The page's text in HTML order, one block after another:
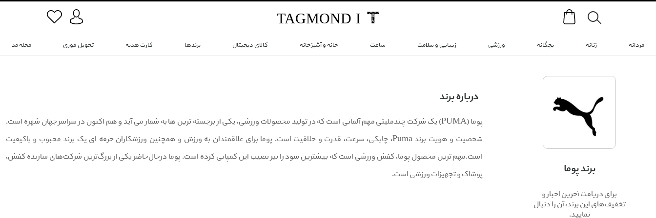
Search
TAGMOND I
مردانه زنانه بچگانه ورزشی زیبایی و سلامت ساعت خانه و آشپزخانه کالای دیجیتال برندها کارت هدیه تحویل فوری مجله مد
برند پوما
برای دریافت آخرین اخبار و
تخفیف‌های این برند، آن را دنبال
نمایید.
درباره برند
پوما (PUMA) یک شرکت چندملیتی مهم آلمانی است که در تولید محصولات ورزشی، یکی از برجسته ترین ها به شمار می آید و هم اکنون در سراسر جهان شهره است.
شخصیت و هویت برند Puma، چابکی، سرعت، قدرت و خلاقیت است. پوما برای علاقمندان به ورزش و همچنین ورزشکاران حرفه ای یک برند محبوب و باکیفیت
است.مهم ترین محصول پوما، کفش ورزشی است که بیشترین سود را نیز نصیب این کمپانی کرده است. پوما درحال‌حاضر یکی از بزرگ‌ترین شرکت‌های سازنده کفش،
پوشاک و تجهیزات ورزشی است.